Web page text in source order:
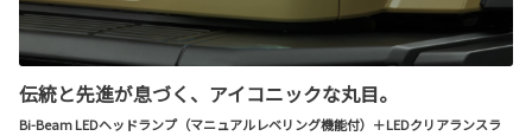
伝統と先進が息づく、アイコニックな丸目。
Bi-Beam LEDヘッドランプ（マニュアルレベリング機能付）＋LEDクリアランスラ